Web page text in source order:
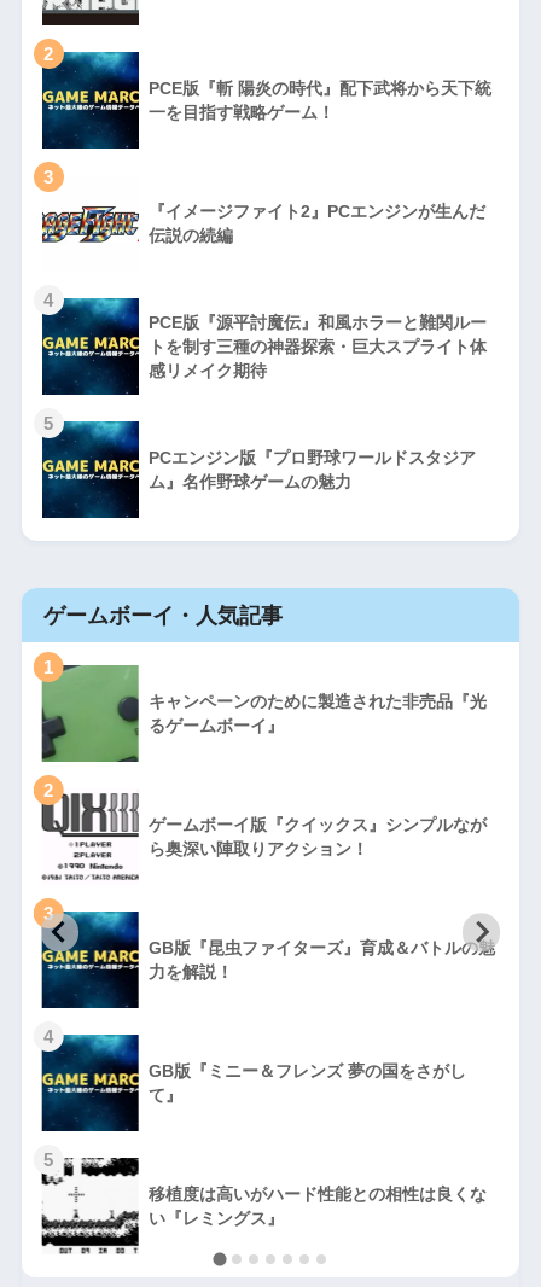
2
PCE版『斬 陽炎の時代』配下武将から天下統
一を目指す戦略ゲーム！
3
『イメージファイト2』PCエンジンが生んだ
伝説の続編
4
PCE版『源平討魔伝』和風ホラーと難関ルー
トを制す三種の神器探索・巨大スプライト体
感リメイク期待
5
PCエンジン版『プロ野球ワールドスタジア
ム』名作野球ゲームの魅力
ゲームボーイ・人気記事
1
キャンペーンのために製造された非売品『光
るゲームボーイ』
2
ゲームボーイ版『クイックス』シンプルなが
ら奥深い陣取りアクション！
3
GB版『昆虫ファイターズ』育成＆バトルの魅
力を解説！
4
GB版『ミニー＆フレンズ 夢の国をさがし
て』
5
移植度は高いがハード性能との相性は良くな
い『レミングス』